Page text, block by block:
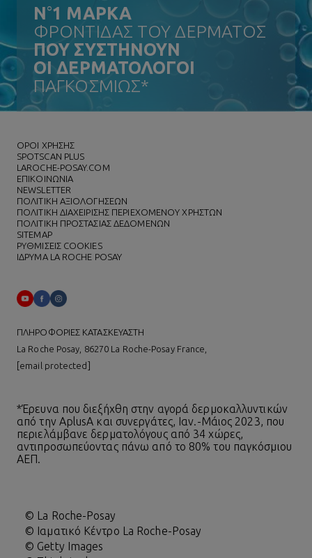
N°1 ΜΑΡΚΑ
ΦΡΟΝΤΙΔΑΣ ΤΟΥ ΔΕΡΜΑΤΟΣ
ΠΟΥ ΣΥΣΤΗΝΟΥΝ
ΟΙ ΔΕΡΜΑΤΟΛΟΓΟΙ
ΠΑΓΚΟΣΜΙΩΣ*
ΌΡΟΙ ΧΡΗΣΗΣ
SPOTSCAN PLUS
LAROCHE-POSAY.COM
ΕΠΙΚΟΙΝΩΝΙΑ
NEWSLETTER
ΠΟΛΙΤΙΚΗ ΑΞΙΟΛΟΓΗΣΕΩΝ
ΠΟΛΙΤΙΚΗ ΔΙΑΧΕΙΡΙΣΗΣ ΠΕΡΙΕΧΟΜΕΝΟΥ ΧΡΗΣΤΩΝ
ΠΟΛΙΤΙΚΗ ΠΡΟΣΤΑΣΙΑΣ ΔΕΔΟΜΕΝΩΝ
SITEMAP
ΡΥΘΜΙΣΕΙΣ COOKIES
ΙΔΡΥΜΑ LA ROCHE POSAY
ΠΛΗΡΟΦΟΡΙΕΣ ΚΑΤΑΣΚΕΥΑΣΤΗ
La Roche Posay, 86270 La Roche-Posay France,
[email protected]
*Έρευνα που διεξήχθη στην αγορά δερμοκαλλυντικών
από την AplusA και συνεργάτες, Ιαν.-Μάιος 2023, που
περιελάμβανε δερματολόγους από 34 χώρες,
αντιπροσωπεύοντας πάνω από το 80% του παγκόσμιου
ΑΕΠ.
© La Roche-Posay
© Ιαματικό Κέντρο La Roche-Posay
© Getty Images